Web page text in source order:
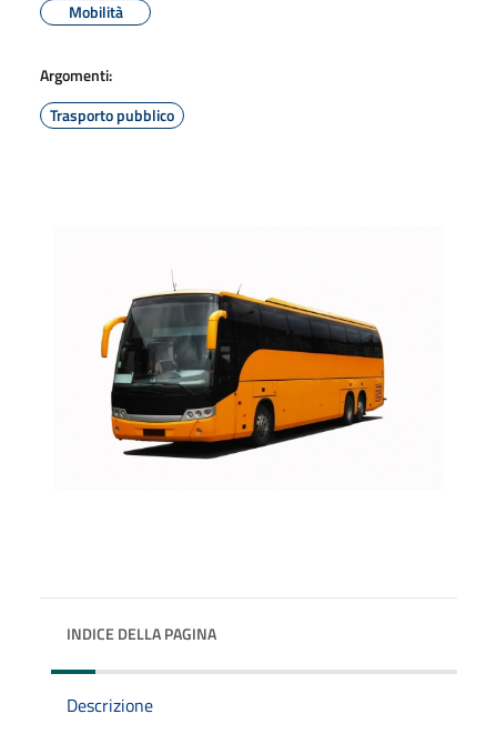
Mobilità
Argomenti:
Trasporto pubblico
INDICE DELLA PAGINA
Descrizione